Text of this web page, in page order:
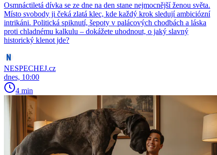
Osmnáctiletá dívka se ze dne na den stane nejmocnější ženou světa.
Místo svobody ji čeká zlatá klec, kde každý krok sledují ambiciózní
intrikáni. Politická spiknutí, šepoty v palácových chodbách a láska
proti chladnému kalkulu – dokážete uhodnout, o jaký slavný
historický klenot jde?
NESPECHEJ.cz
dnes, 10:00
4 min